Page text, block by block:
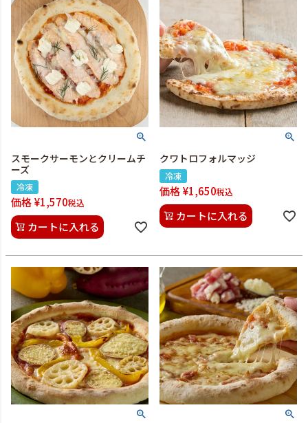
スモークサーモンとクリームチ
ーズ
冷凍
価格¥1,570税込
カートに入れる
クワトロフォルマッジ
冷凍
価格¥1,650税込
カートに入れる